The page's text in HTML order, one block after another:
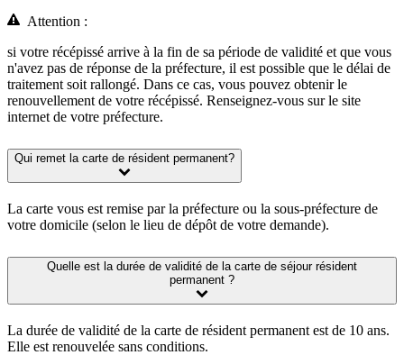
Attention :
si votre récépissé arrive à la fin de sa période de validité et que vous
n'avez pas de réponse de la préfecture, il est possible que le délai de
traitement soit rallongé. Dans ce cas, vous pouvez obtenir le
renouvellement de votre récépissé. Renseignez-vous sur le site
internet de votre préfecture.
Qui remet la carte de résident permanent?
La carte vous est remise par la préfecture ou la sous-préfecture de
votre domicile (selon le lieu de dépôt de votre demande).
Quelle est la durée de validité de la carte de séjour résident
permanent ?
La durée de validité de la carte de résident permanent est de 10 ans.
Elle est renouvelée sans conditions.